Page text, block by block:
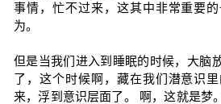
事情，忙不过来，这其中非常重要
为。
但是当我们进入到睡眠的时候，大脑
了，这个时候啊，藏在我们潜意识
来，浮到意识层面了。 啊，这就是梦